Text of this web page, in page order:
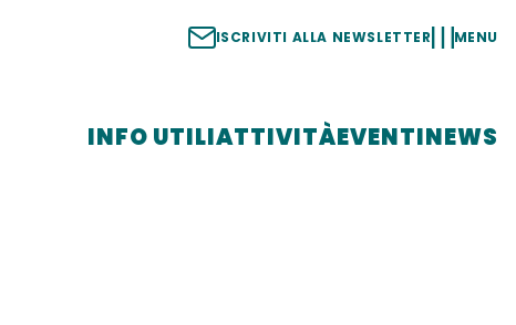
ISCRIVITI ALLA NEWSLETTER MENU
INFO UTILIATTIVITÀEVENTINEWS